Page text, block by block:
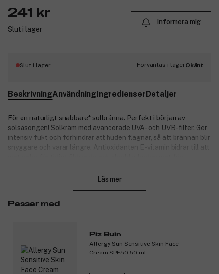
241 kr
Slut i lager
Informera mig
Slut i lager Förväntas i lagerOkänt
BeskrivningAnvändningIngredienserDetaljer
För en naturligt snabbare* solbränna. Perfekt i början av
solsäsongen! Solkräm med avancerade UVA- och UVB-filter. Ger
intensiv fukt och förhindrar att huden flagnar, så att brännan blir
snyggare och varar längre. Antioxidanten E-vitamin bidrar till att
Varning: Överdrivet solande är farligt. Undvik solexponering mitt
på dagen. Solskyddsprodukter ger inte ett hundraprocentigt
skydd.
Produktnummer: 3147885
Läs mer
Passar med
Piz Buin
Allergy Sun Sensitive Skin Face
Cream SPF50 50 ml